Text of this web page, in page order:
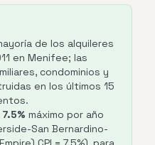
de los alquileres
en Menifee; las
condominios y
en los últimos 15
7.5% máximo por año
San Bernardino-